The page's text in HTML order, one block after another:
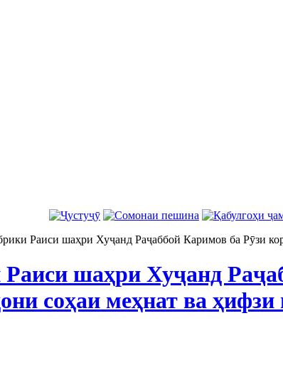
Раиси шаҳри Хуҷанд Раҷаббой Каримов ба Рӯзи
шаҳри Хуҷанд
соҳаи меҳнат ва